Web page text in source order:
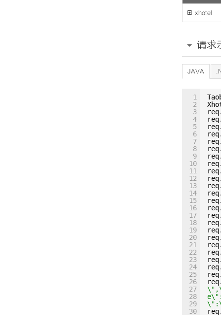
 xhotel
请求
JAVA
1
2
3
4
5
6
7
8
9
10
11
12
13
14
15
16
17
18
19
20
21
22
23
24
25
26
27
28
29
30